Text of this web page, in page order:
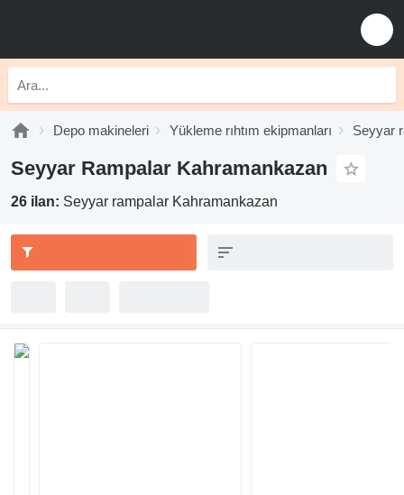
Depo makineleri Yükleme rıhtım ekipmanları Seyyar
Seyyar Rampalar Kahramankazan
26 ilan: Seyyar rampalar Kahramankazan